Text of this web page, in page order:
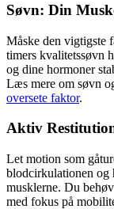
Søvn: Din
Måske den vigtigste
timers kvalitetssøvn
og dine hormoner
Læs mere om søvn
oversete faktor.
Aktiv
Let motion som
blodcirkulationen og
musklerne. Du
med fokus på